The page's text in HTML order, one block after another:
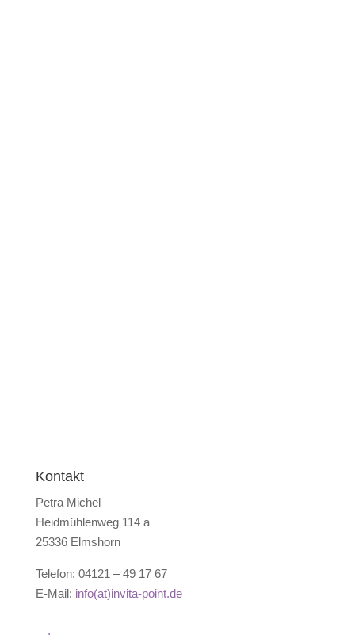
Kontakt
Petra Michel
Heidmühlenweg 114 a
25336 Elmshorn
Telefon: 04121 – 49 17 67
E-Mail: info(at)invita-point.de